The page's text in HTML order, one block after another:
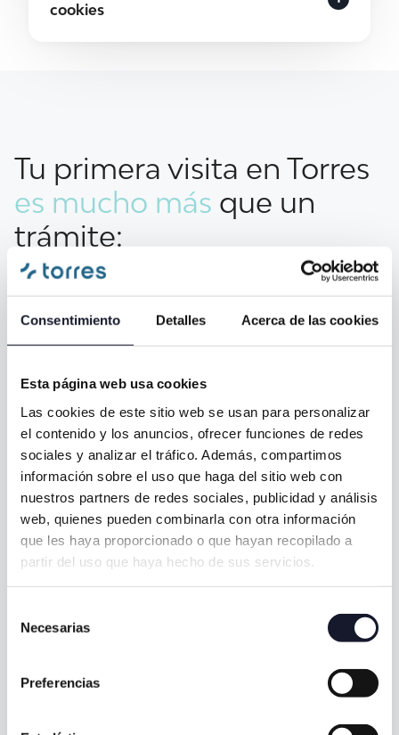
Consentimiento Detalles Acerca de las cookies
Esta página web usa cookies
Las cookies de este sitio web se usan para personalizar
el contenido y los anuncios, ofrecer funciones de redes
sociales y analizar el tráfico. Además, compartimos
información sobre el uso que haga del sitio web con
nuestros partners de redes sociales, publicidad y análisis
web, quienes pueden combinarla con otra información
que les haya proporcionado o que hayan recopilado a
partir del uso que haya hecho de sus servicios.
Necesarias
Preferencias
cookies
Tu primera visita en Torres
es mucho más que un
trámite:
Es la base sobre la que construiremos juntos tu salud
Queremos que salgas con la certeza de haber sido
estar en manos de un equipo que piensa siempre en
tu bienestar.
Teléfono *
Email *